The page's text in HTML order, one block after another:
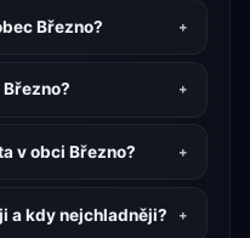
Březno?
v obci Březno?
a kdy nejchladněji?